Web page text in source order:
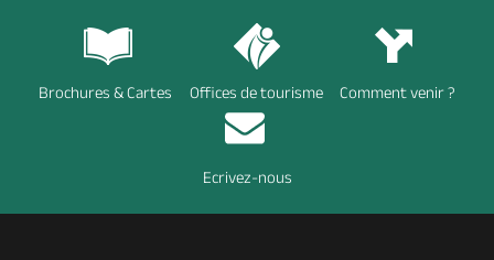
Brochures & Cartes Offices de tourisme Comment venir ?
Ecrivez-nous